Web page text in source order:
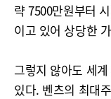
략 7500만원부터
이고 있어 상당한
그렇지 않아도 세
있다. 벤츠의 최대